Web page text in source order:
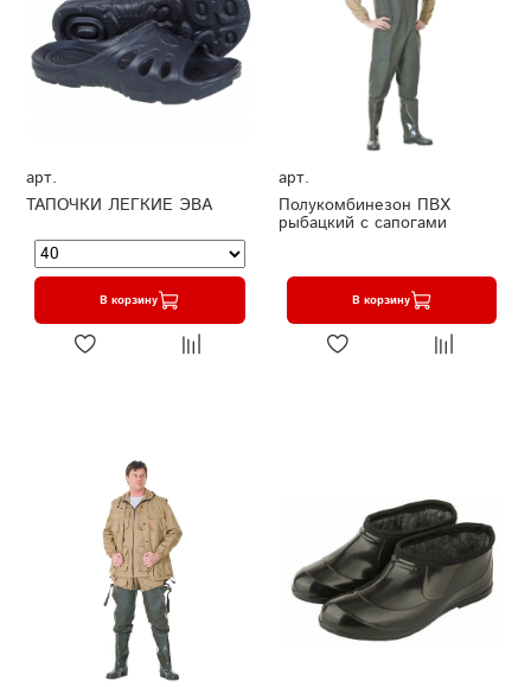
арт.
ТАПОЧКИ ЛЕГКИЕ ЭВА
В корзину
арт.
Полукомбинезон ПВХ
рыбацкий с сапогами
В корзину